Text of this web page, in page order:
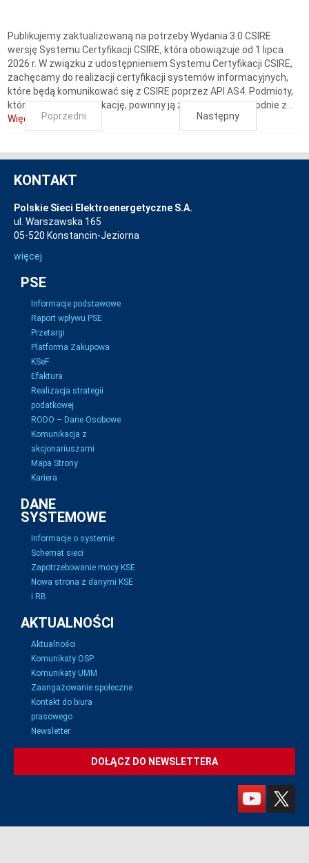
Publikujemy zaktualizowaną na potrzeby Wydania 3.0 CSIRE
wersję Systemu Certyfikacji CSIRE, która obowiązuje od 1 lipca
2026 r. W związku z udostępnieniem Systemu Certyfikacji CSIRE,
zachęcamy do realizacji certyfikacji systemów informacyjnych,
które będą komunikować się z CSIRE poprzez API AS4. Podmioty,
które mają już certyfikację, powinny ją zaktualizować zgodnie z...
Więcej...Poprzedni Następny
KONTAKT
Polskie Sieci Elektroenergetyczne S.A.
ul. Warszawska 165
05-520 Konstancin-Jeziorna
więcej
PSE
Informacje podstawowe
Raport wpływu PSE
Przetargi
Platforma Zakupowa
KSeF
Efaktura
Realizacja strategii
podatkowej
RODO – Dane Osobowe
Komunikacja z
akcjonariuszami
Mapa Strony
Kariera
DANE
SYSTEMOWE
Informacje o systemie
Schemat sieci
Zapotrzebowanie mocy KSE
Nowa strona z danymi KSE
i RB
AKTUALNOŚCI
Aktualności
Komunikaty OSP
Komunikaty UMM
Zaangażowanie społeczne
Kontakt do biura
prasowego
Newsletter
DOŁĄCZ DO NEWSLETTERA